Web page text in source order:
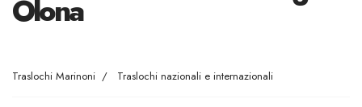
Olona
Traslochi Marinoni Traslochi nazionali e internazionali